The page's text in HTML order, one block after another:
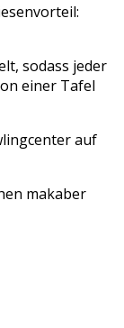
sodass jeder
einer Tafel
auf
makaber